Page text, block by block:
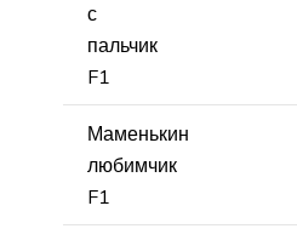
с
пальчик
F1
Маменькин
любимчик
F1